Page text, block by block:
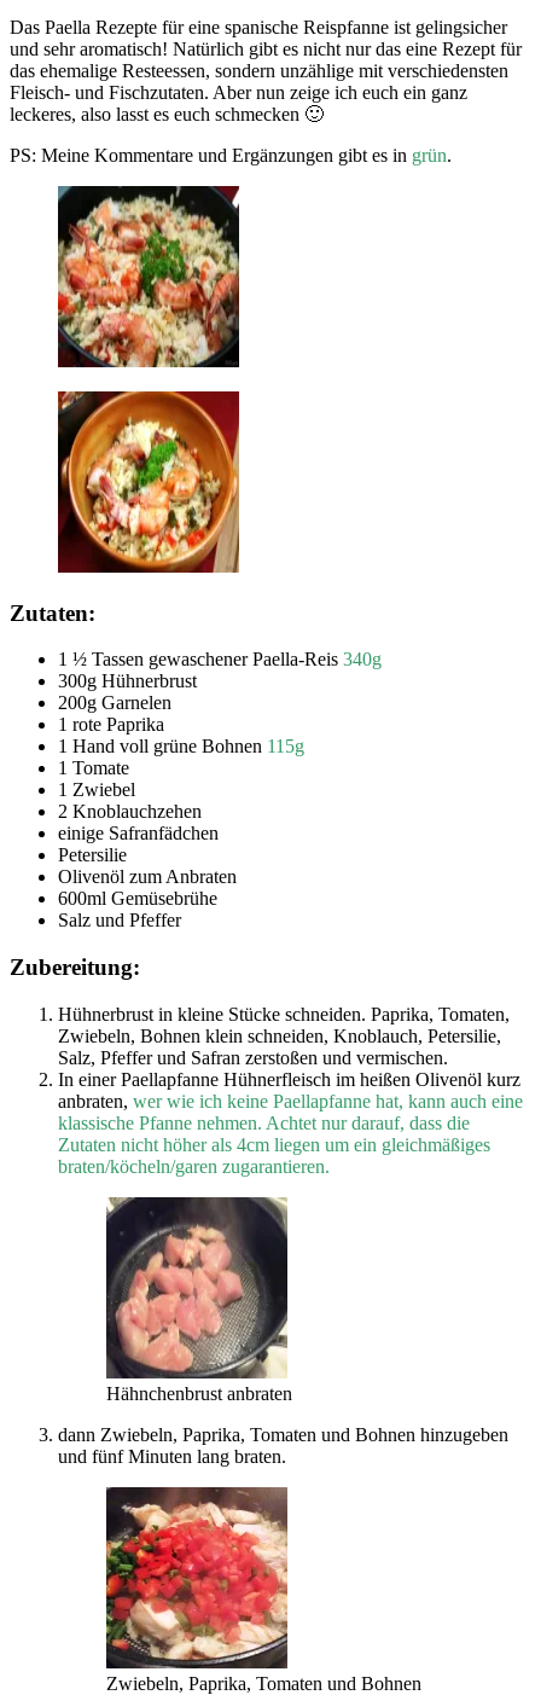
Das Paella Rezepte für eine spanische Reispfanne ist gelingsicher
und sehr aromatisch! Natürlich gibt es nicht nur das eine Rezept für
das ehemalige Resteessen, sondern unzählige mit verschiedensten
Fleisch- und Fischzutaten. Aber nun zeige ich euch ein ganz
leckeres, also lasst es euch schmecken 🙂
PS: Meine Kommentare und Ergänzungen gibt es in grün.
Zutaten:
1 ½ Tassen gewaschener Paella-Reis 340g
300g Hühnerbrust
200g Garnelen
1 rote Paprika
1 Hand voll grüne Bohnen 115g
1 Tomate
1 Zwiebel
2 Knoblauchzehen
einige Safranfädchen
Petersilie
Olivenöl zum Anbraten
600ml Gemüsebrühe
Salz und Pfeffer
Zubereitung:
Hühnerbrust in kleine Stücke schneiden. Paprika, Tomaten,
Zwiebeln, Bohnen klein schneiden, Knoblauch, Petersilie,
Salz, Pfeffer und Safran zerstoßen und vermischen.
In einer Paellapfanne Hühnerfleisch im heißen Olivenöl kurz
anbraten, wer wie ich keine Paellapfanne hat, kann auch eine
klassische Pfanne nehmen. Achtet nur darauf, dass die
Zutaten nicht höher als 4cm liegen um ein gleichmäßiges
braten/köcheln/garen zugarantieren.
Hähnchenbrust anbraten
dann Zwiebeln, Paprika, Tomaten und Bohnen hinzugeben
und fünf Minuten lang braten.
Zwiebeln, Paprika, Tomaten und Bohnen